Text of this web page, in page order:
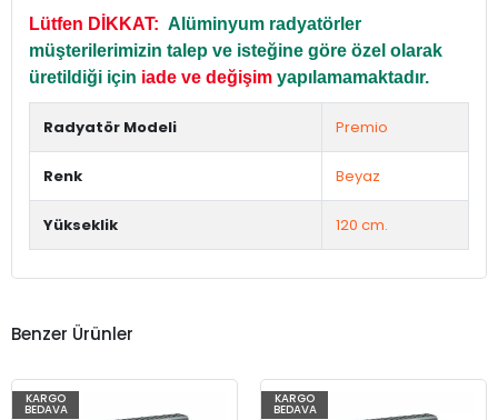
Lütfen DİKKAT: Alüminyum radyatörler
müşterilerimizin talep ve isteğine göre özel olarak
üretildiği için iade ve değişim yapılamamaktadır.
Radyatör Modeli Premio
Renk Beyaz
Yükseklik 120 cm.
Benzer Ürünler
KARGO
BEDAVA
KARGO
BEDAVA